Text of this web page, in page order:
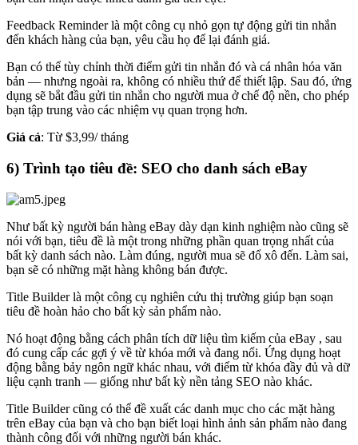
Feedback Reminder là một công cụ nhỏ gọn tự động gửi tin nhắn
đến khách hàng của bạn, yêu cầu họ để lại đánh giá.
Bạn có thể tùy chỉnh thời điểm gửi tin nhắn đó và cá nhân hóa văn
bản — nhưng ngoài ra, không có nhiều thứ để thiết lập. Sau đó, ứng
dụng sẽ bắt đầu gửi tin nhắn cho người mua ở chế độ nền, cho phép
bạn tập trung vào các nhiệm vụ quan trọng hơn.
Giá cả: Từ $3,99/ tháng
6) Trình tạo tiêu đề: SEO cho danh sách eBay
Như bất kỳ người bán hàng eBay dày dạn kinh nghiệm nào cũng sẽ
nói với bạn, tiêu đề là một trong những phần quan trọng nhất của
bất kỳ danh sách nào. Làm đúng, người mua sẽ đổ xô đến. Làm sai,
bạn sẽ có những mặt hàng không bán được.
Title Builder là một công cụ nghiên cứu thị trường giúp bạn soạn
tiêu đề hoàn hảo cho bất kỳ sản phẩm nào.
Nó hoạt động bằng cách phân tích dữ liệu tìm kiếm của eBay , sau
đó cung cấp các gợi ý về từ khóa mới và đang nổi. Ứng dụng hoạt
động bằng bảy ngôn ngữ khác nhau, với điểm từ khóa đầy đủ và dữ
liệu cạnh tranh — giống như bất kỳ nền tảng SEO nào khác.
Title Builder cũng có thể đề xuất các danh mục cho các mặt hàng
trên eBay của bạn và cho bạn biết loại hình ảnh sản phẩm nào đang
thành công đối với những người bán khác.